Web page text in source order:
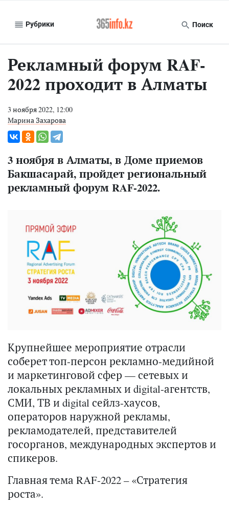
Рубрики Поиск
Рекламный форум RAF-
2022 проходит в Алматы
3 ноября 2022, 12:00
Марина Захарова
3 ноября в Алматы, в Доме приемов
Бакшасарай, пройдет региональный
рекламный форум RAF-2022.
Крупнейшее мероприятие отрасли
соберет топ-персон рекламно-медийной
и маркетинговой сфер — сетевых и
локальных рекламных и digital-агентств,
СМИ, ТВ и digital сейлз-хаусов,
операторов наружной рекламы,
рекламодателей, представителей
госорганов, международных экспертов и
спикеров.
Главная тема RAF-2022 – «Стратегия
роста».